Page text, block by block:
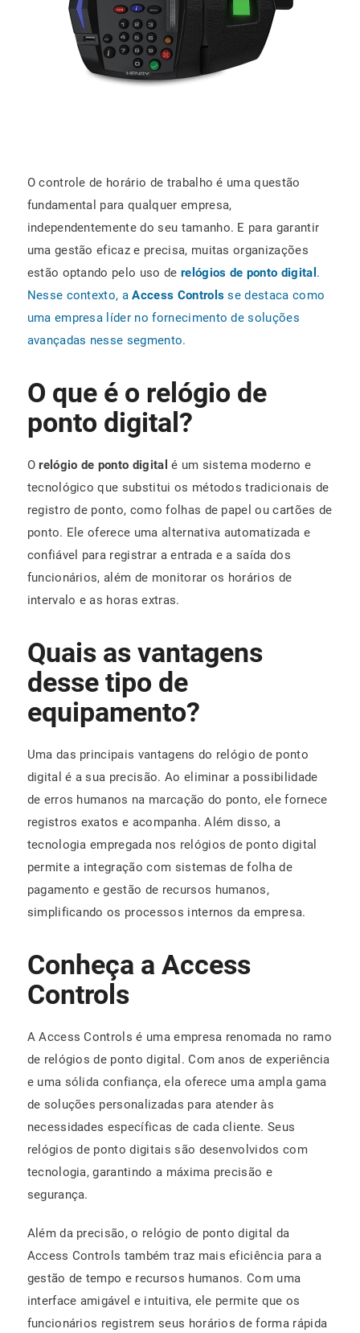
O controle de horário de trabalho é uma questão
fundamental para qualquer empresa,
independentemente do seu tamanho. E para garantir
uma gestão eficaz e precisa, muitas organizações
estão optando pelo uso de relógios de ponto digital .
Nesse contexto, aAccess Controls se destaca como
uma empresa líder no fornecimento de soluções
avançadas nesse segmento.
O que é o relógio de
ponto digital?
Orelógio de ponto digital é um sistema moderno e
tecnológico que substitui os métodos tradicionais de
registro de ponto, como folhas de papel ou cartões de
ponto. Ele oferece uma alternativa automatizada e
confiável para registrar a entrada e a saída dos
funcionários, além de monitorar os horários de
intervalo e as horas extras.
Quais as vantagens
desse tipo de
equipamento?
Uma das principais vantagens do relógio de ponto
digital é a sua precisão. Ao eliminar a possibilidade
de erros humanos na marcação do ponto, ele fornece
registros exatos e acompanha. Além disso, a
tecnologia empregada nos relógios de ponto digital
permite a integração com sistemas de folha de
pagamento e gestão de recursos humanos,
simplificando os processos internos da empresa.
Conheça a Access
Controls
A Access Controls é uma empresa renomada no ramo
de relógios de ponto digital. Com anos de experiência
e uma sólida confiança, ela oferece uma ampla gama
de soluções personalizadas para atender às
necessidades específicas de cada cliente. Seus
relógios de ponto digitais são desenvolvidos com
tecnologia, garantindo a máxima precisão e
segurança.
Além da precisão, o relógio de ponto digital da
Access Controls também traz mais eficiência para a
gestão de tempo e recursos humanos. Com uma
interface amigável e intuitiva, ele permite que os
funcionários registrem seus horários de forma rápida